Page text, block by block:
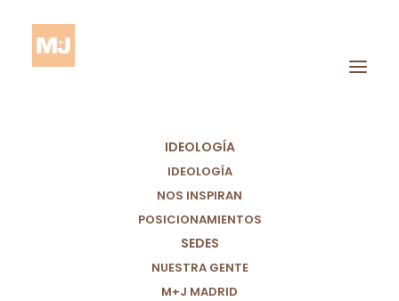
IDEOLOGÍA
IDEOLOGÍA
NOS INSPIRAN
POSICIONAMIENTOS
SEDES
NUESTRA GENTE
M+J MADRID
Sevilla